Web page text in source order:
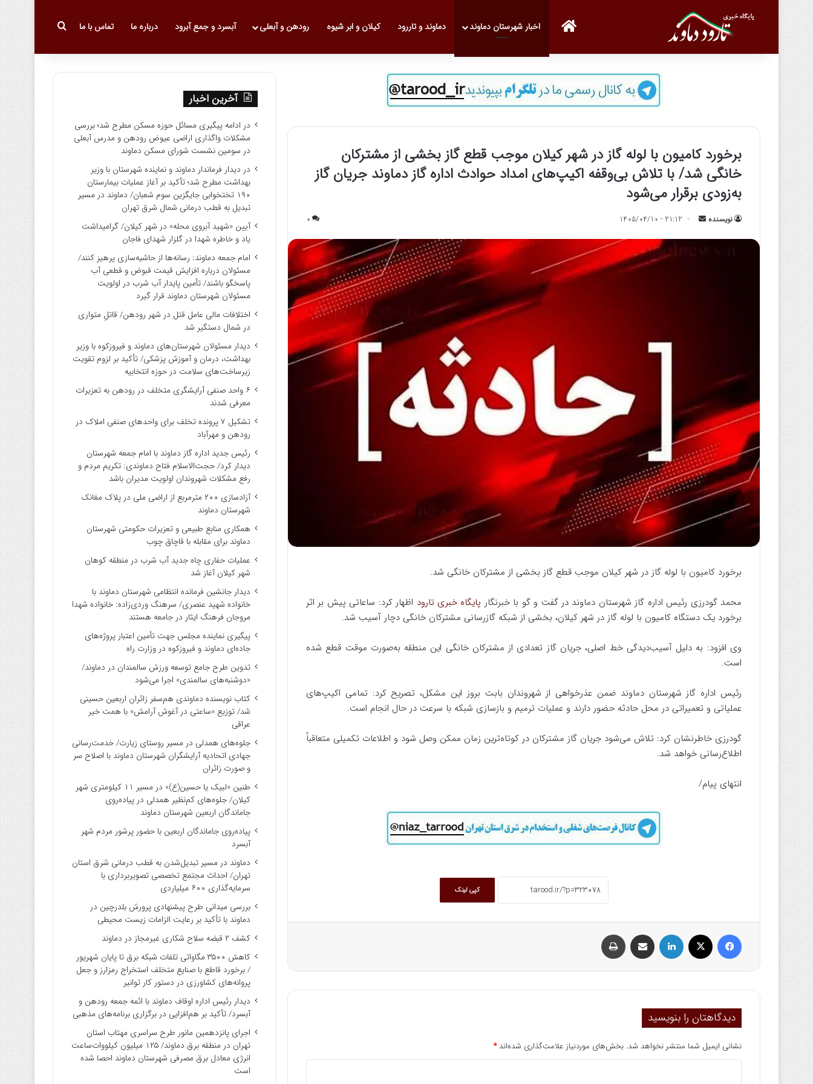
صفحه نخست
اخبار شهرستان دماوند دماوند و تاررود کیلان و ابر شیوه رودهن و آبعلی آبسرد و جمع آبرود درباره ما تماس با ما جستجو برای
برخورد کامیون با لوله گاز در شهر کیلان موجب قطع گاز بخشی از مشترکان
خانگی شد/ با تلاش بی‌وقفه اکیپ‌های امداد حوادث اداره گاز دماوند جریان گاز
به‌زودی برقرار می‌شود
نویسنده 21:12 - 1405/04/10
0
برخورد کامیون با لوله گاز در شهر کیلان موجب قطع گاز بخشی از مشترکان خانگی شد.
محمد گودرزی رئیس اداره گاز شهرستان دماوند در گفت و گو با خبرنگار پایگاه خبری تارود اظهار کرد: ساعاتی پیش بر اثر
برخورد یک دستگاه کامیون با لوله گاز در شهر کیلان، بخشی از شبکه گازرسانی مشترکان خانگی دچار آسیب شد.
وی افزود: به دلیل آسیب‌دیدگی خط اصلی، جریان گاز تعدادی از مشترکان خانگی این منطقه به‌صورت موقت قطع شده
است.
رئیس اداره گاز شهرستان دماوند ضمن عذرخواهی از شهروندان بابت بروز این مشکل، تصریح کرد: تمامی اکیپ‌های
عملیاتی و تعمیراتی در محل حادثه حضور دارند و عملیات ترمیم و بازسازی شبکه با سرعت در حال انجام است.
گودرزی خاطرنشان کرد: تلاش می‌شود جریان گاز مشترکان در کوتاه‌ترین زمان ممکن وصل شود و اطلاعات تکمیلی متعاقباً
اطلاع‌رسانی خواهد شد.
انتهای پیام/
کپی لینک
ایکس
دیدگاهتان را بنویسید
نشانی ایمیل شما منتشر نخواهد شد. بخش‌های موردنیاز علامت‌گذاری شده‌اند*
آخرین اخبار
در ادامه پیگیری مسائل حوزه مسکن مطرح شد؛ بررسی
مشکلات واگذاری اراضی عیوض رودهن و مدرس آبعلی
در سومین نشست شورای مسکن دماوند
در دیدار فرماندار دماوند و نماینده شهرستان با وزیر
بهداشت مطرح شد؛ تأکید بر آغاز عملیات بیمارستان
۱۹۰ تختخوابی جایگزین سوم شعبان/ دماوند در مسیر
تبدیل به قطب درمانی شمال شرق تهران
آیین «شهید آبروی محله» در شهر کیلان/ گرامیداشت
یاد و خاطره شهدا در گلزار شهدای فاجان
امام جمعه دماوند: رسانه‌ها از حاشیه‌سازی پرهیز کنند/
مسئولان درباره افزایش قیمت قبوض و قطعی آب
پاسخگو باشند/ تأمین پایدار آب شرب در اولویت
مسئولان شهرستان دماوند قرار گیرد
اختلافات مالی عامل قتل در شهر رودهن/ قاتلِ متواری
در شمال دستگیر شد
دیدار مسئولان شهرستان‌های دماوند و فیروزکوه با وزیر
بهداشت، درمان و آموزش پزشکی/ تأکید بر لزوم تقویت
زیرساخت‌های سلامت در حوزه انتخابیه
۶ واحد صنفی آرایشگری متخلف در رودهن به تعزیرات
معرفی شدند
تشکیل ۷ پرونده تخلف برای واحدهای صنفی املاک در
رودهن و مهرآباد
رئیس جدید اداره گاز دماوند با امام جمعه شهرستان
دیدار کرد/ حجت‌الاسلام فتاح دماوندی: تکریم مردم و
رفع مشکلات شهروندان اولویت مدیران باشد
آزادسازی ۲۰۰ مترمربع از اراضی ملی در پلاک مغانک
شهرستان دماوند
همکاری منابع طبیعی و تعزیرات حکومتی شهرستان
دماوند برای مقابله با قاچاق چوب
عملیات حفاری چاه جدید آب شرب در منطقه کوهان
شهر کیلان آغاز شد
دیدار جانشین فرمانده انتظامی شهرستان دماوند با
خانواده شهید عنصری/ سرهنگ وردی‌زاده: خانواده شهدا
مروجان فرهنگ ایثار در جامعه هستند
پیگیری نماینده مجلس جهت تأمین اعتبار پروژه‌های
جاده‌ای دماوند و فیروزکوه در وزارت راه
تدوین طرح جامع توسعه ورزش سالمندان در دماوند/
«دوشنبه‌های سالمندی» اجرا می‌شود
کتاب نویسنده دماوندی هم‌سفر زائران اربعین حسینی
شد/ توزیع «ساعتی در آغوش آرامش» با همت خیر
عراقی
جلوه‌های همدلی در مسیر روستای زیارت/ خدمت‌رسانی
جهادی اتحادیه آرایشگران شهرستان دماوند با اصلاح سر
و صورت زائران
طنین «لبیک یا حسین(ع)» در مسیر ۱۱ کیلومتری شهر
کیلان/ جلوه‌های کم‌نظیر همدلی در پیاده‌روی
جاماندگان اربعین شهرستان دماوند
پیاده‌روی جاماندگان اربعین با حضور پرشور مردم شهر
آبسرد
دماوند در مسیر تبدیل‌شدن به قطب درمانی شرق استان
تهران/ احداث مجتمع تخصصی تصویربرداری با
سرمایه‌گذاری ۶۰۰ میلیاردی
بررسی میدانی طرح پیشنهادی پرورش بلدرچین در
دماوند با تأکید بر رعایت الزامات زیست ‌محیطی
کشف ۲ قبضه سلاح شکاری غیرمجاز در دماوند
کاهش ۳۵۰۰ مگاواتی تلفات شبکه برق تا پایان شهریور
/ برخورد قاطع با صنایع متخلف استخراج رمزارز و جعل
پروانه‌های کشاورزی در دستور کار توانیر
دیدار رئیس اداره اوقاف دماوند با ائمه جمعه رودهن و
آبسرد/ تأکید بر هم‌افزایی در برگزاری برنامه‌های مذهبی
اجرای پانزدهمین مانور طرح سراسری مهتاب استان
تهران در منطقه برق دماوند/ ۱۲۵ میلیون کیلووات‌ساعت
انرژی معادل برق مصرفی شهرستان دماوند احصا شده
است